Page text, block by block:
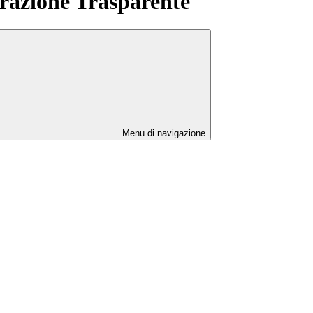
Menu di navigazione